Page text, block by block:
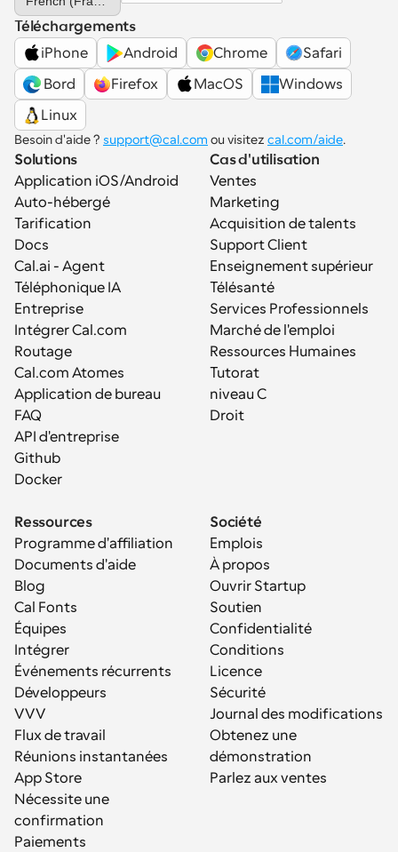
Téléchargements
iPhone
Android Chrome
Safari
Bord
Firefox MacOS
Windows
Linux
Besoin d'aide ? support@cal.com ou visitez cal.com/aide.
Solutions
Application iOS/Android
Auto-hébergé
Tarification
Docs
Cal.ai - Agent
Téléphonique IA
Entreprise
Intégrer Cal.com
Routage
Cal.com Atomes
Application de bureau
FAQ
API d'entreprise
Github
Docker
Cas d'utilisation
Ventes
Marketing
Acquisition de talents
Support Client
Enseignement supérieur
Télésanté
Services Professionnels
Marché de l'emploi
Ressources Humaines
Tutorat
niveau C
Droit
Ressources
Programme d'affiliation
Documents d'aide
Blog
Cal Fonts
Équipes
Intégrer
Événements récurrents
Développeurs
VVV
Flux de travail
Réunions instantanées
App Store
Nécessite une
confirmation
Paiements
Société
Emplois
À propos
Ouvrir Startup
Soutien
Confidentialité
Conditions
Licence
Sécurité
Journal des modifications
Obtenez une
démonstration
Parlez aux ventes